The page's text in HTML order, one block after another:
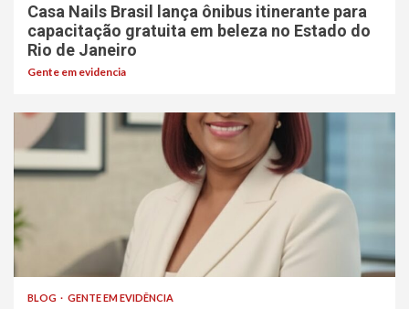
Casa Nails Brasil lança ônibus itinerante para
capacitação gratuita em beleza no Estado do
Rio de Janeiro
Gente em evidencia
BLOG GENTE EM EVIDÊNCIA